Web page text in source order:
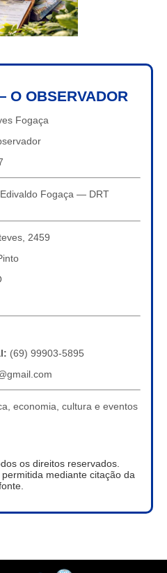
O OBSERVADOR
Fogaça
Edivaldo Fogaça — DRT
2459
(69) 99903-5895
economia, cultura e eventos
os direitos reservados.
mediante citação da